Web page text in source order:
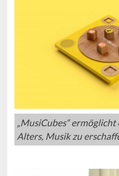
„MusiCubes“
Alters, Musik zu